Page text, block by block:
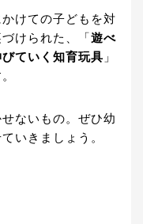
けての子どもを対
けられた、「 遊べ
ていく知育玩具 」
ないもの。ぜひ幼
いきましょう。